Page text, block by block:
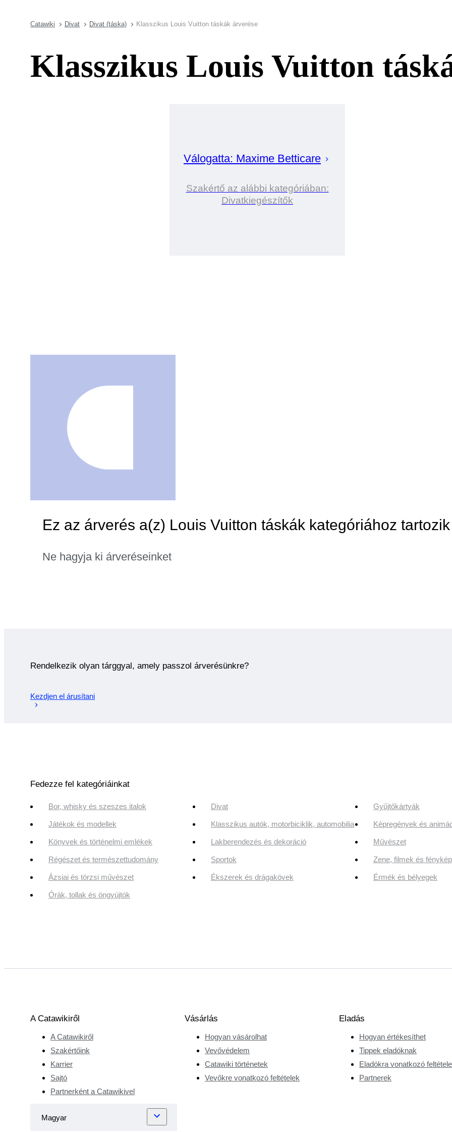
Catawiki Divat Divat (táska) Klasszikus Louis Vuitton táskák árverése
Klasszikus Louis Vuitton
Válogatta: Maxime Betticare
Szakértő az alábbi kategóriában:
Divatkiegészítők
Ez az árverés a(z) Louis Vuitton táskák kategóriához tartozik
Ne hagyja ki árveréseinket
Rendelkezik olyan tárggyal, amely passzol árverésünkre?
Kezdjen el árusítani
Fedezze fel kategóriáinkat
Bor, whisky és szeszes italok Divat Gyűjtőkártyák
Játékok és modellek Klasszikus autók, motorbiciklik, automobilia Képregények és
Könyvek és történelmi emlékek Lakberendezés és dekoráció Művészet
Régészet és természettudomány Sportok Zene, filmek és
Ázsiai és törzsi művészet Ékszerek és drágakövek Érmék és bélyegek
Órák, tollak és öngyújtók
A Catawikiről
A Catawikiről
Szakértőink
Karrier
Sajtó
Partnerként a Catawikivel
Vásárlás
Hogyan vásárolhat
Vevővédelem
Catawiki történetek
Vevőkre vonatkozó feltételek
Eladás
Hogyan értékesíthet
Tippek eladóknak
Eladókra vonatkozó
Partnerek